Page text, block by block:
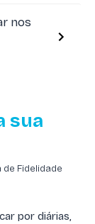
nos
sua
de Fidelidade
por diárias,